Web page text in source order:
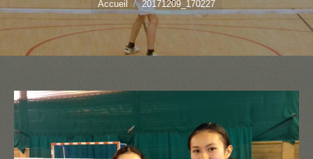
Accueil 20171209_170227